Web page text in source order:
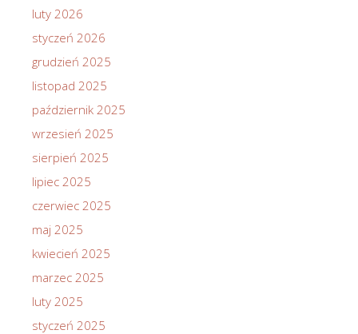
luty 2026
styczeń 2026
grudzień 2025
listopad 2025
październik 2025
wrzesień 2025
sierpień 2025
lipiec 2025
czerwiec 2025
maj 2025
kwiecień 2025
marzec 2025
luty 2025
styczeń 2025